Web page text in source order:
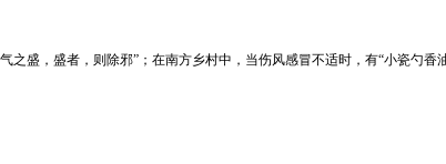
盛，盛者，则除邪”；在南方乡村中，当伤风感冒不适时，有“小瓷勺